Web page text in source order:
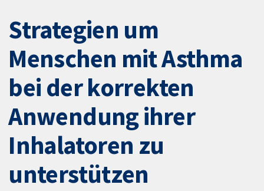
Strategien um
Menschen mit Asthma
bei der korrekten
Anwendung ihrer
Inhalatoren zu
unterstützen